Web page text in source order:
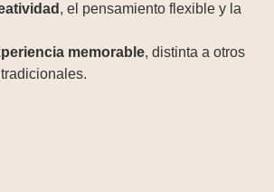
, el pensamiento flexible y la
memorable, distinta a otros